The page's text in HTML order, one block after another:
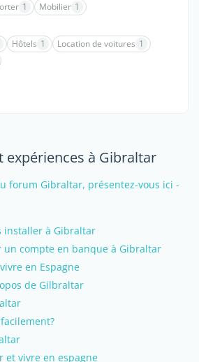
1 Mobilier 1
Hôtels 1 Location de voitures 1
expériences à Gibraltar
forum Gibraltar, présentez-vous ici -
installer à Gibraltar
compte en banque à Gibraltar
en Espagne
de Gilbraltar
et vivre en espagne